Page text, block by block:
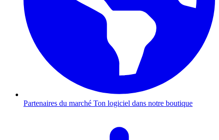
Partenaires du marché Ton logiciel dans notre boutique